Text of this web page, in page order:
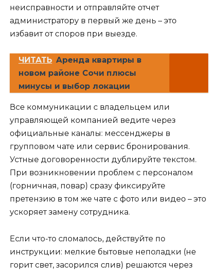
неисправности и отправляйте отчет
администратору в первый же день – это
избавит от споров при выезде.
ЧИТАТЬ Аренда квартиры в
новом районе Сочи плюсы
минусы и выбор локации
Все коммуникации с владельцем или
управляющей компанией ведите через
официальные каналы: мессенджеры в
групповом чате или сервис бронирования.
Устные договоренности дублируйте текстом.
При возникновении проблем с персоналом
(горничная, повар) сразу фиксируйте
претензию в том же чате с фото или видео – это
ускоряет замену сотрудника.
Если что-то сломалось, действуйте по
инструкции: мелкие бытовые неполадки (не
горит свет, засорился слив) решаются через